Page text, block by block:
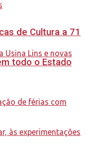
de Cultura a 71
todo o Estado